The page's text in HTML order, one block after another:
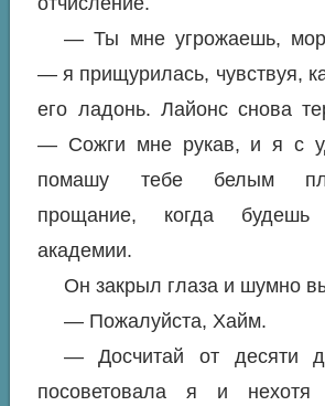
— Ты мне угрожаешь,
— я прищурилась, чувствуя,
его ладонь. Лайонс снова
— Сожги мне рукав, и я с
помашу тебе белым
прощание, когда
академии.
Он закрыл глаза и шумно
— Пожалуйста, Хайм.
— Досчитай от десяти
посоветовала я и